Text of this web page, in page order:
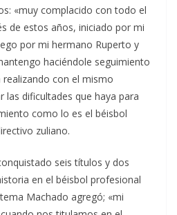
«muy complacido con todo el
de estos años, iniciado por mi
por mi hermano Ruperto y
haciéndole seguimiento
realizando con el mismo
las dificultades que haya para
como lo es el béisbol
zuliano.
seis títulos y dos
en el béisbol profesional
Machado agregó; «mi